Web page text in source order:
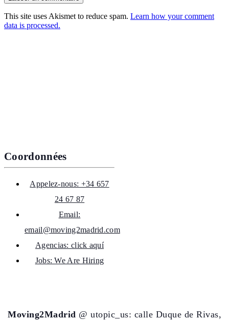
This site uses Akismet to reduce spam. Learn how your comment
data is processed.
Coordonnées
Appelez-nous: +34 657
24 67 87
Email:
email@moving2madrid.com
Agencias: click aquí
Jobs: We Are Hiring
Moving2Madrid @ utopic_us: calle Duque de Rivas,